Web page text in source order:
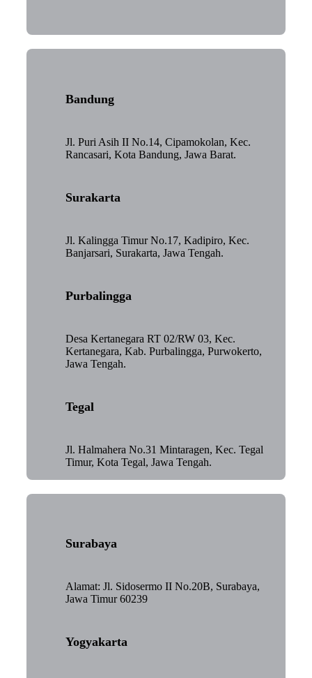
Bandung
Jl. Puri Asih II No.14, Cipamokolan, Kec.
Rancasari, Kota Bandung, Jawa Barat.
Surakarta
Jl. Kalingga Timur No.17, Kadipiro, Kec.
Banjarsari, Surakarta, Jawa Tengah.
Purbalingga
Desa Kertanegara RT 02/RW 03, Kec.
Kertanegara, Kab. Purbalingga, Purwokerto,
Jawa Tengah.
Tegal
Jl. Halmahera No.31 Mintaragen, Kec. Tegal
Timur, Kota Tegal, Jawa Tengah.
Surabaya
Alamat: Jl. Sidosermo II No.20B, Surabaya,
Jawa Timur 60239
Yogyakarta